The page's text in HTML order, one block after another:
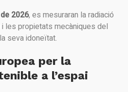
2026, es mesuraran la radiació
les propietats mecàniques del
seva idoneïtat.
per la
a l’espai